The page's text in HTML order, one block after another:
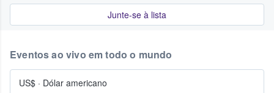
Junte-se à lista
Eventos ao vivo em todo o mundo
US$ · Dólar americano